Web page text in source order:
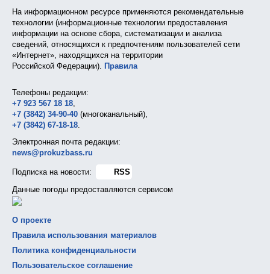
На информационном ресурсе применяются рекомендательные
технологии (информационные технологии предоставления
информации на основе сбора, систематизации и анализа
сведений, относящихся к предпочтениям пользователей сети
«Интернет», находящихся на территории
Российской Федерации). Правила
Телефоны редакции:
+7 923 567 18 18,
+7 (3842) 34-90-40 (многоканальный),
+7 (3842) 67-18-18.
Электронная почта редакции:
news@prokuzbass.ru
Подписка на новости:
RSS
Данные погоды предоставляются сервисом
О проекте
Правила использования материалов
Политика конфиденциальности
Пользовательское соглашение